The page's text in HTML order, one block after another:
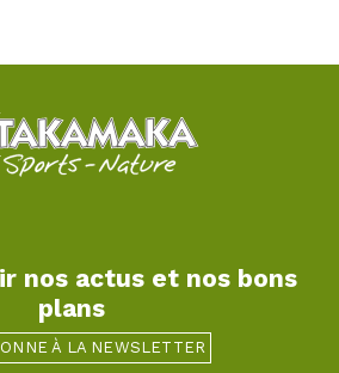
nos actus et nos bons
plans
À LA NEWSLETTER